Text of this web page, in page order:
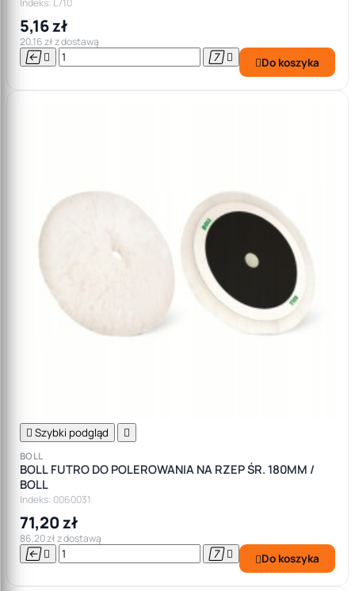
Indeks: L710
5,16 zł
20,16 zł z dostawą
    Do koszyka
 Szybki podgląd 
BOLL
BOLL FUTRO DO POLEROWANIA NA RZEP ŚR. 180MM /
BOLL
Indeks: 0060031
71,20 zł
86,20 zł z dostawą
    Do koszyka